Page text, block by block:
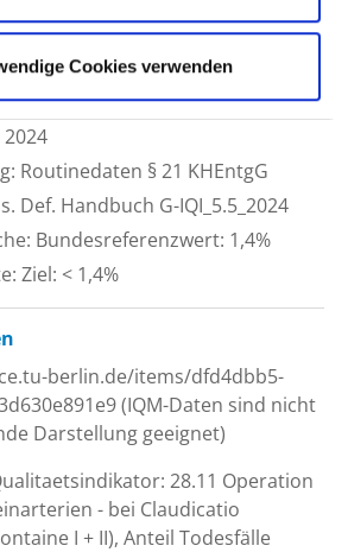
Cookies verwenden
Prothese abdominale Aorta
(nicht rupturiert), Anteil Todesfälle
(Zaehler: 0, Nenner: 19)
Routinedaten § 21 KHEntgG
Def. Handbuch G-IQI_5.5_2024
Bundesreferenzwert: 1,4%
Ziel: < 1,4%
berlin.de/items/dfd4dbb5-
(IQM-Daten sind nicht
Darstellung geeignet)
28.11 Operation
- bei Claudicatio
I + II), Anteil Todesfälle